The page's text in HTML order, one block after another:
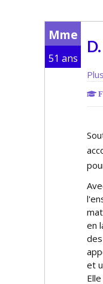
Mme
51 ans
en
et